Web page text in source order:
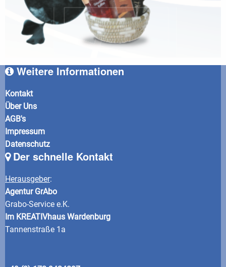
Weitere Informationen
Kontakt
Über Uns
AGB's
Impressum
Datenschutz
Der schnelle Kontakt
Herausgeber:
Agentur GrAbo
Grabo-Service e.K.
Im KREATIVhaus Wardenburg
Tannenstraße 1a